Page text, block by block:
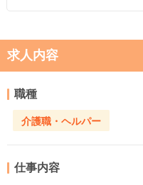
求人内容
職種
介護職・ヘルパー
仕事内容